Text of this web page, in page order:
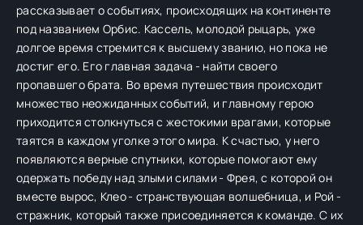
рассказывает о событиях, происходящих на континенте
под названием Орбис. Кассель, молодой рыцарь, уже
долгое время стремится к высшему званию, но пока не
достиг его. Его главная задача - найти своего
пропавшего брата. Во время путешествия происходит
множество неожиданных событий, и главному герою
приходится столкнуться с жестокими врагами, которые
таятся в каждом уголке этого мира. К счастью, у него
появляются верные спутники, которые помогают ему
одержать победу над злыми силами - Фрея, с которой он
вместе вырос, Клео - странствующая волшебница, и Рой -
стражник, который также присоединяется к команде. С их